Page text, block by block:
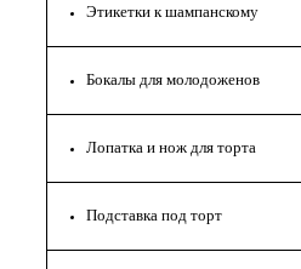
Этикетки к шампанскому
Бокалы для молодоженов
Лопатка и нож для торта
Подставка под торт